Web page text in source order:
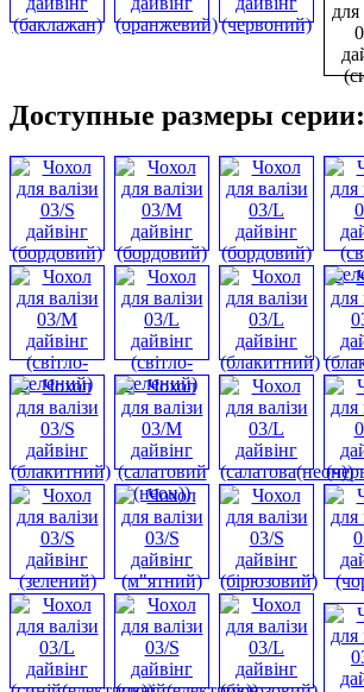
Доступные размеры серии: